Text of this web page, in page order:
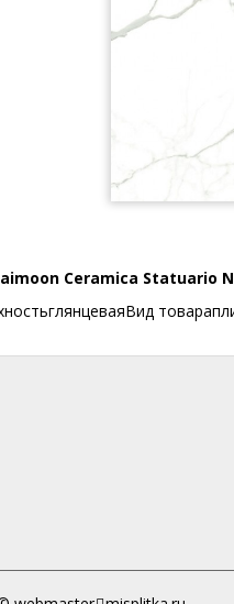
Ceramica Statuario